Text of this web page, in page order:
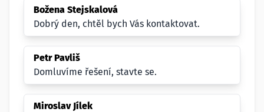
Božena Stejskalová
Dobrý den, chtěl bych Vás kontaktovat.
Petr Pavliš
Domluvíme řešení, stavte se.
Miroslav Jílek